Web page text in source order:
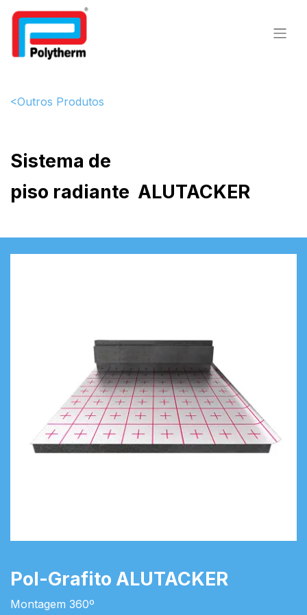
<Outros Produtos
Sistema de
piso radiante ALUTACKER
Pol-Grafito ALUTACKER
Montagem 360º